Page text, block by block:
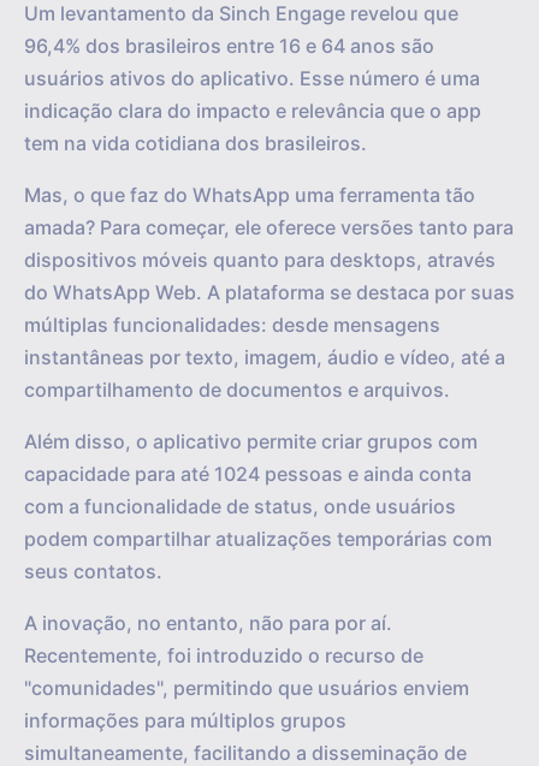
Um levantamento da Sinch Engage revelou que
96,4% dos brasileiros entre 16 e 64 anos são
usuários ativos do aplicativo. Esse número é uma
indicação clara do impacto e relevância que o app
tem na vida cotidiana dos brasileiros.
Mas, o que faz do WhatsApp uma ferramenta tão
amada? Para começar, ele oferece versões tanto para
dispositivos móveis quanto para desktops, através
do WhatsApp Web. A plataforma se destaca por suas
múltiplas funcionalidades: desde mensagens
instantâneas por texto, imagem, áudio e vídeo, até a
compartilhamento de documentos e arquivos.
Além disso, o aplicativo permite criar grupos com
capacidade para até 1024 pessoas e ainda conta
com a funcionalidade de status, onde usuários
podem compartilhar atualizações temporárias com
seus contatos.
A inovação, no entanto, não para por aí.
Recentemente, foi introduzido o recurso de
"comunidades", permitindo que usuários enviem
informações para múltiplos grupos
simultaneamente, facilitando a disseminação de